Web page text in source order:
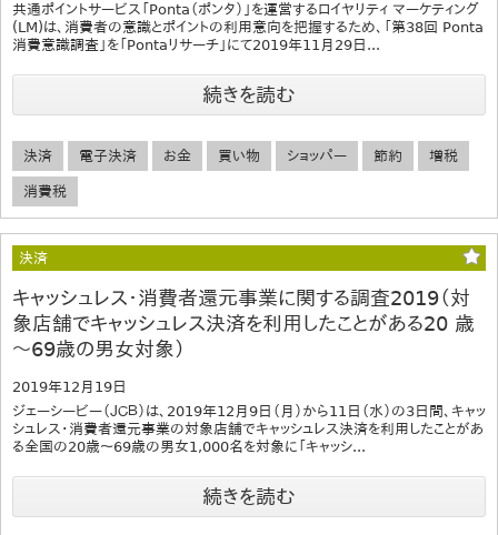
共通ポイントサービス「Ponta（ポンタ）」を運営するロイヤリティ マーケティング
(LM)は、消費者の意識とポイントの利用意向を把握するため、「第38回 Ponta
消費意識調査」を「Pontaリサーチ」にて2019年11月29日...
続きを読む
決済 電子決済 お金 買い物 ショッパー 節約 増税
消費税
決済
キャッシュレス・消費者還元事業に関する調査2019（対
象店舗でキャッシュレス決済を利用したことがある20 歳
～69歳の男女対象）
2019年12月19日
ジェーシービー（ＪＣＢ）は、2019年12月9日（月）から11日（水）の3日間、キャッ
シュレス・消費者還元事業の対象店舗でキャッシュレス決済を利用したことがあ
る全国の20歳～69歳の男女1,000名を対象に「キャッシ...
続きを読む